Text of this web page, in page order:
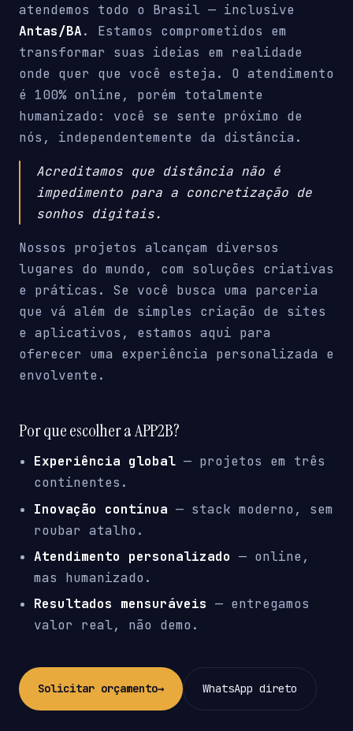
atendemos todo o Brasil — inclusive
Antas/BA. Estamos comprometidos em
transformar suas ideias em realidade
onde quer que você esteja. O atendimento
é 100% online, porém totalmente
humanizado: você se sente próximo de
nós, independentemente da distância.
Acreditamos que distância não é
impedimento para a concretização de
sonhos digitais.
Nossos projetos alcançam diversos
lugares do mundo, com soluções criativas
e práticas. Se você busca uma parceria
que vá além de simples criação de sites
e aplicativos, estamos aqui para
oferecer uma experiência personalizada e
envolvente.
Por que escolher a APP2B?
Experiência global — projetos em três
continentes.
Inovação contínua — stack moderno, sem
roubar atalho.
Atendimento personalizado — online,
mas humanizado.
Resultados mensuráveis — entregamos
valor real, não demo.
Solicitar orçamento→ WhatsApp direto